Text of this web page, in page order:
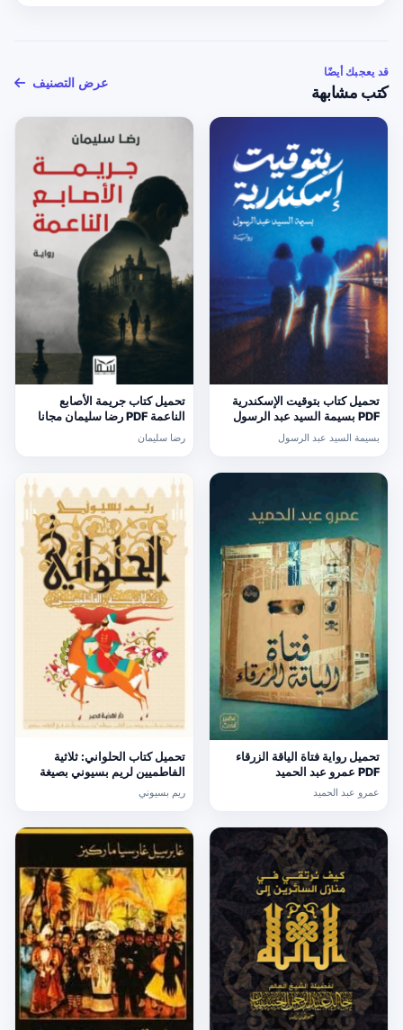
قد يعجبك أيضًا
كتب مشابهة
عرض التصنيف
تحميل كتاب بتوقيت الإسكندرية
PDF بسيمة السيد عبد الرسول
بسيمة السيد عبد الرسول
تحميل كتاب جريمة الأصابع
الناعمة PDF رضا سليمان مجانا
رضا سليمان
تحميل رواية فتاة الياقة الزرقاء
PDF عمرو عبد الحميد
عمرو عبد الحميد
تحميل كتاب الحلواني: ثلاثية
الفاطميين لريم بسيوني بصيغة
ريم بسيوني